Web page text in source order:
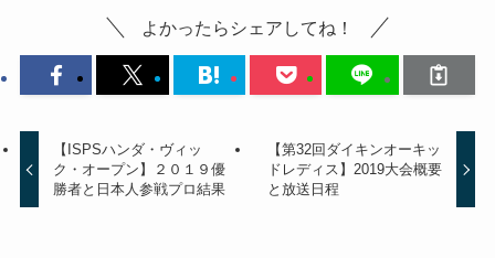
よかったらシェアしてね！
【ISPSハンダ・ヴィッ
ク・オープン】２０１９優
勝者と日本人参戦プロ結果
【第32回ダイキンオーキッ
ドレディス】2019大会概要
と放送日程